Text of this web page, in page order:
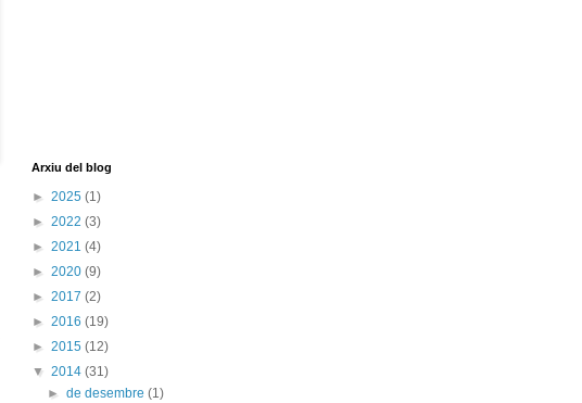
Arxiu del blog
► 2025 (1)
► 2022 (3)
► 2021 (4)
► 2020 (9)
► 2017 (2)
► 2016 (19)
► 2015 (12)
▼ 2014 (31)
►de desembre(1)